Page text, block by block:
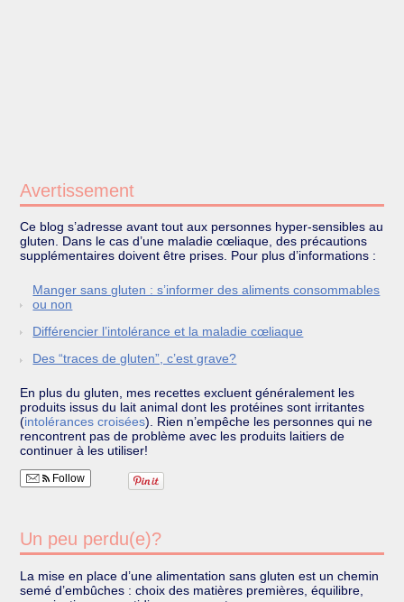
Avertissement
Ce blog s’adresse avant tout aux personnes hyper-sensibles au
gluten. Dans le cas d’une maladie cœliaque, des précautions
supplémentaires doivent être prises. Pour plus d’informations :
Manger sans gluten : s’informer des aliments consommables
ou non
Différencier l’intolérance et la maladie cœliaque
Des “traces de gluten”, c’est grave?
En plus du gluten, mes recettes excluent généralement les
produits issus du lait animal dont les protéines sont irritantes
(intolérances croisées). Rien n’empêche les personnes qui ne
rencontrent pas de problème avec les produits laitiers de
continuer à les utiliser!
Follow
Un peu perdu(e)?
La mise en place d’une alimentation sans gluten est un chemin
semé d’embûches : choix des matières premières, équilibre,